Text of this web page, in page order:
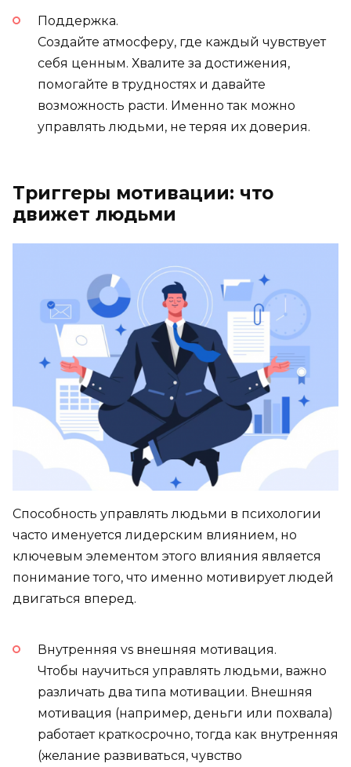
Поддержка.
Создайте атмосферу, где каждый чувствует
себя ценным. Хвалите за достижения,
помогайте в трудностях и давайте
возможность расти. Именно так можно
управлять людьми, не теряя их доверия.
Триггеры мотивации: что
движет людьми
Способность управлять людьми в психологии
часто именуется лидерским влиянием, но
ключевым элементом этого влияния является
понимание того, что именно мотивирует людей
двигаться вперед.
Внутренняя vs внешняя мотивация.
Чтобы научиться управлять людьми, важно
различать два типа мотивации. Внешняя
мотивация (например, деньги или похвала)
работает краткосрочно, тогда как внутренняя
(желание развиваться, чувство